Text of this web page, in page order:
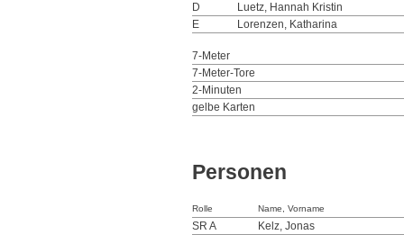
D
Luetz, Hannah Kristin
E
Lorenzen, Katharina
7-Meter
7-Meter-Tore
2-Minuten
gelbe Karten
Personen
Rolle Name, Vorname
SR A
Kelz, Jonas